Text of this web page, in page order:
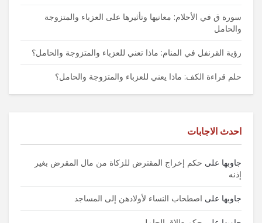
سورة ق في الأحلام: معانيها وتأثيرها على العزباء والمتزوجة
والحامل
رؤية القرنفل في المنام: ماذا تعني للعزباء والمتزوجة والحامل؟
حلم قراءة الكف: ماذا يعني للعزباء والمتزوجة والحامل؟
احدث الاجابات
جاوبها على حكم إخراج المقترض للزكاة من مال المقرض بغير
إذنه
جاوبها على اصطحاب النساء لأولادهن إلى المساجد